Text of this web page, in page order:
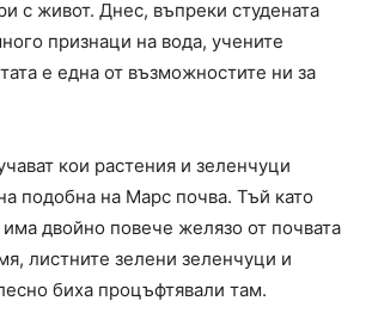
с живот. Днес, въпреки студената
признаци на вода, учените
е една от възможностите ни за
кои растения и зеленчуци
подобна на Марс почва. Тъй като
двойно повече желязо от почвата
листните зелени зеленчуци и
биха процъфтявали там.